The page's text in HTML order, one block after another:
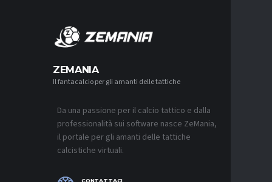
ZEMANIA
Il fantacalcio per gli amanti delle tattiche
Da una passione per il calcio tattico e dalla
professionalità sui software nasce ZeMania,
il portale per gli amanti delle tattiche
calcistiche virtuali.
CONTATTACI